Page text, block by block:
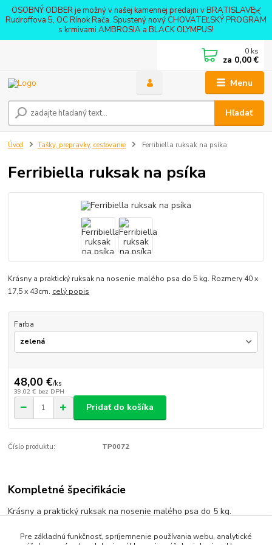
OSOBNÝ ODBER je možný v našej kamennej predajni v BRATISLAVE -
Rudroffova 5, OC Rínok Rača. Spustený nový CHOVATEĽSKÝ PROGRAM
s krmivami AMBROSIA a BLACK OLYMPUS!
Menu
Hľadať
0 ks
za 0,00 €
Úvod Tašky, prepravky, cestovanie Ferribiella ruksak na psíka
Ferribiella ruksak na psíka
Krásny a praktický ruksak na nosenie malého psa do 5 kg. Rozmery 40 x
17,5 x 43cm. celý popis
Farba
48,00 €/ks
39,02 € bez DPH
Pridať do košíka
Číslo produktu: TP0072
Kompletné špecifikácie
Krásny a praktický ruksak na nosenie malého psa do 5 kg.
Pre základnú funkčnosť, spríjemnenie používania webu, analytické